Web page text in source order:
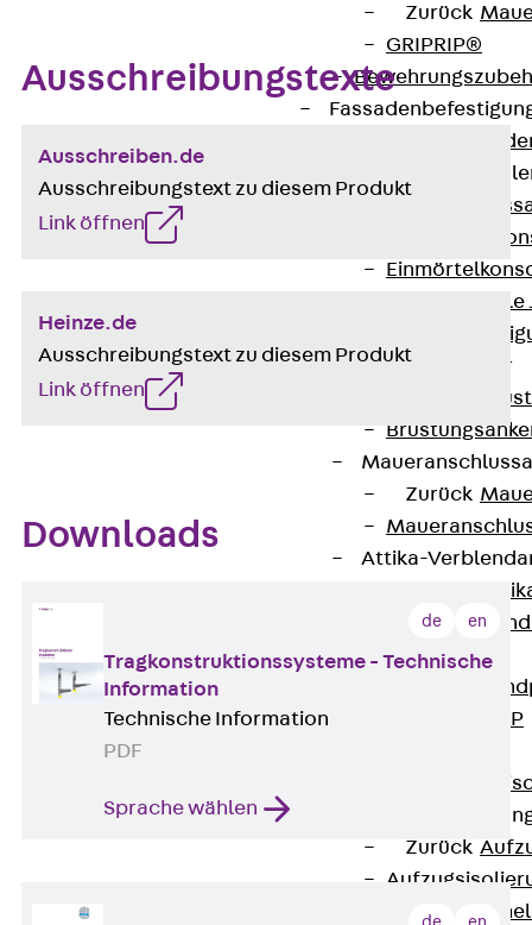
Zurück
GRIPRIP®
Winkelkonsole
Brüstungsanker
Zurück
Attika-
Windposts
Windpost JWP
Zurück
Ausschreibungstexte
Ausschreiben.de
Ausschreibungstext zu diesem Produkt
Link öffnen
Heinze.de
Ausschreibungstext zu diesem Produkt
Link öffnen
Downloads
de en
Tragkonstruktionssysteme - Technische
Information
Technische Information
PDF
Sprache wählen
de en